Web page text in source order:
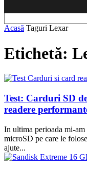
Acasă Taguri Lexar
Etichetă:
Test: Carduri SD
readere
In ultima perioada mi-
microSD pe care le
ajute...